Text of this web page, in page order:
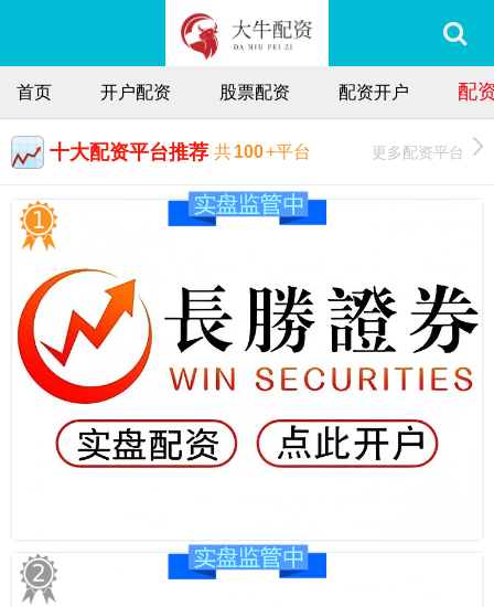
首页 开户配资 股票配资 配资开户 配
十大配资平台推荐 共100+平台 更多配资平台